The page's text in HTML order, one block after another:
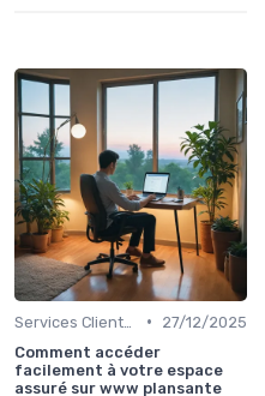
•
27/12/2025
Comment accéder
facilement à votre espace
assuré sur www plansante